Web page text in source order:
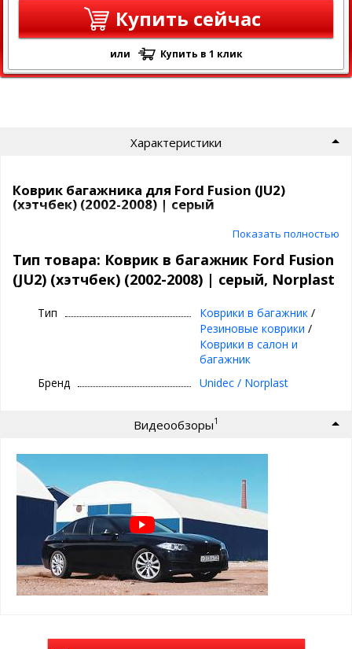
Купить сейчас
или Купить в 1 клик
Характеристики
Коврик багажника для Ford Fusion (JU2)
(хэтчбек) (2002-2008) | серый
Полиуретановый автомобильный коврик в багажник Norplast
Материал: Полиуретан
Цвет: серый
Norplast:
точно повторяет форму багажника
не пахнет
не деформируются
не подвержен хим. веществам
Показать полностью
Тип товара: Коврик в багажник Ford Fusion
(JU2) (хэтчбек) (2002-2008) | серый, Norplast
Тип Коврики в багажник/
Резиновые коврики /
Коврики в салон и
багажник
Бренд
Unidec / Norplast
Видеообзоры1